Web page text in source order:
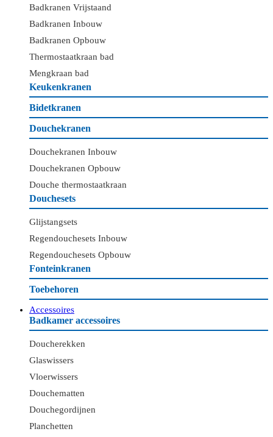
Badkranen Vrijstaand
Badkranen Inbouw
Badkranen Opbouw
Thermostaatkraan bad
Mengkraan bad
Keukenkranen
Bidetkranen
Douchekranen
Douchekranen Inbouw
Douchekranen Opbouw
Douche thermostaatkraan
Douchesets
Glijstangsets
Regendouchesets Inbouw
Regendouchesets Opbouw
Fonteinkranen
Toebehoren
Accessoires
Badkamer accessoires
Doucherekken
Glaswissers
Vloerwissers
Douchematten
Douchegordijnen
Planchetten